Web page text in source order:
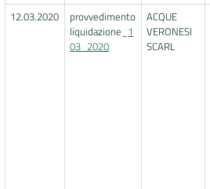
12.03.2020
provvedimento
liquidazione_ 1
03_2020
ACQUE
VERONESI
SCARL